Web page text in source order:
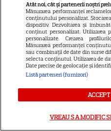
18
zi din
Atât noi, cât și partenerii noștri
Măsurarea performanței
conținutului personalizat.
dispozitiv. Dezvoltarea și
conținut personalizat. Utilizarea
personalizate. Crearea
Măsurarea performanței
sau combinații de date din surse
selecta conținutul. Utilizarea de
Date precise de geolocație și
Listă parteneri (furnizori)
VREAU SA MODIFIC